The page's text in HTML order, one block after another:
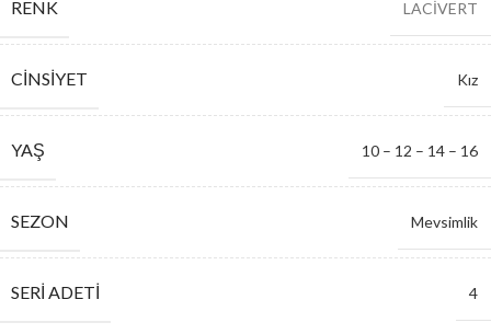
RENK LACİVERT
CINSIYET Kız
YAŞ 10 – 12 – 14 – 16
SEZON Mevsimlik
SERI ADETI 4